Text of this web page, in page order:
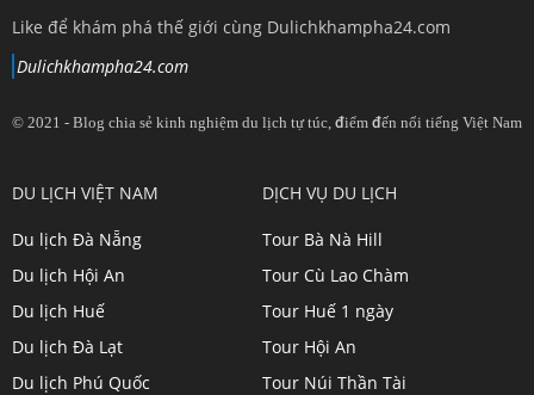
Like để khám phá thế giới cùng Dulichkhampha24.com
Dulichkhampha24.com
© 2021 - Blog chia sẻ kinh nghiệm du lịch tự túc, điểm đến nổi tiếng Việt Nam
profile
on
Twitter
profile
on
LinkedIn
profile
on
YouTube
profile
on
Google+
DU LỊCH VIỆT NAM
Du lịch Đà Nẵng
Du lịch Hội An
Du lịch Huế
Du lịch Đà Lạt
Du lịch Phú Quốc
DỊCH VỤ DU LỊCH
Tour Bà Nà Hill
Tour Cù Lao Chàm
Tour Huế 1 ngày
Tour Hội An
Tour Núi Thần Tài